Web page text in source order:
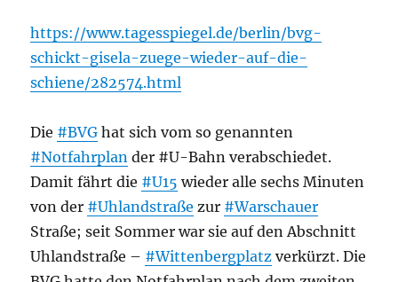
https://www.tagesspiegel.de/berlin/bvg-
schickt-gisela-zuege-wieder-auf-die-
schiene/282574.html
Die #BVG hat sich vom so genannten
#Notfahrplan der #U-Bahn verabschiedet.
Damit fährt die #U15 wieder alle sechs Minuten
von der #Uhlandstraße zur #Warschauer
Straße; seit Sommer war sie auf den Abschnitt
Uhlandstraße – #Wittenbergplatz verkürzt. Die